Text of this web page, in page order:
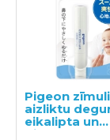
Pigeon
aizliktu
eikalipta un
piparmētru